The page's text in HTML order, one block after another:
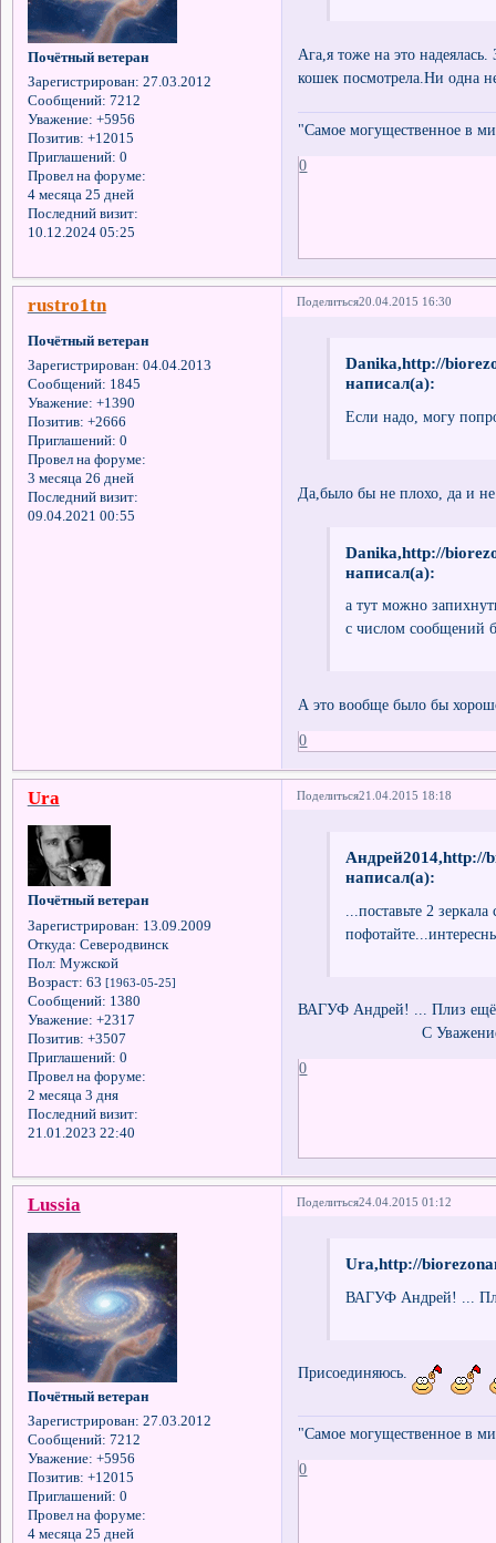
Почётный ветеран
Зарегистрирован: 27.03.2012
Сообщений: 7212
Уважение: +5956
Позитив: +12015
Приглашений: 0
Провел на форуме:
4 месяца 25 дней
Последний визит:
10.12.2024 05:25
Ага,я тоже на это
кошек посмотрела.Ни одна
"Самое могущественное в
0
Поделиться20.04.2015 16:30
rustro1tn
Почётный ветеран
Зарегистрирован: 04.04.2013
Сообщений: 1845
Уважение: +1390
Позитив: +2666
Приглашений: 0
Провел на форуме:
3 месяца 26 дней
Последний визит:
09.04.2021 00:55
Danika,http://
написал(а):
Если надо, могу
Да,было бы не плохо, да и не
Danika,http://
написал(а):
а тут можно
с числом сообщений
А это вообще было бы
0
Поделиться21.04.2015 18:18
Ura
Почётный ветеран
Зарегистрирован: 13.09.2009
Откуда: Северодвинск
Пол: Мужской
Возраст: 63 [1963-05-25]
Сообщений: 1380
Уважение: +2317
Позитив: +3507
Приглашений: 0
Провел на форуме:
2 месяца 3 дня
Последний визит:
21.01.2023 22:40
Андрей2014,http://
написал(а):
...поставьте 2
ВАГУФ Андрей! ... Плиз ещё
С
0
Поделиться24.04.2015 01:12
Lussia
Почётный ветеран
Зарегистрирован: 27.03.2012
Сообщений: 7212
Уважение: +5956
Позитив: +12015
Приглашений: 0
Провел на форуме:
4 месяца 25 дней
Ura,http://
ВАГУФ Андрей! ...
Присоединяюсь.
"Самое могущественное в
0